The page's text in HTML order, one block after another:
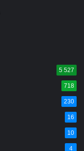
5 527
718
230
16
10
4